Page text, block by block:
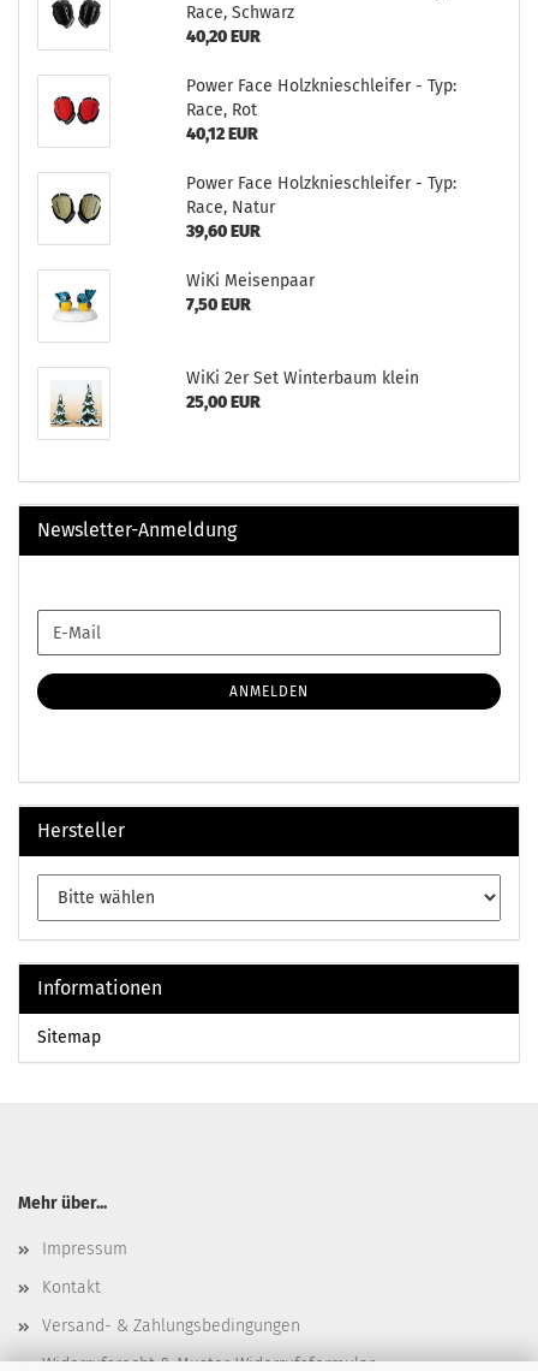
Race, Schwarz
40,20 EUR
Power Face Holzknieschleifer - Typ:
Race, Rot
40,12 EUR
Power Face Holzknieschleifer - Typ:
Race, Natur
39,60 EUR
WiKi Meisenpaar
7,50 EUR
WiKi 2er Set Winterbaum klein
25,00 EUR
Newsletter-Anmeldung
ZUR
ANMELDUNG
E-
Mail
ANMELDEN
Hersteller
Informationen
Sitemap
Mehr über...
Impressum
Kontakt
Versand- & Zahlungsbedingungen
Widerrufsrecht & Muster-Widerrufsformular